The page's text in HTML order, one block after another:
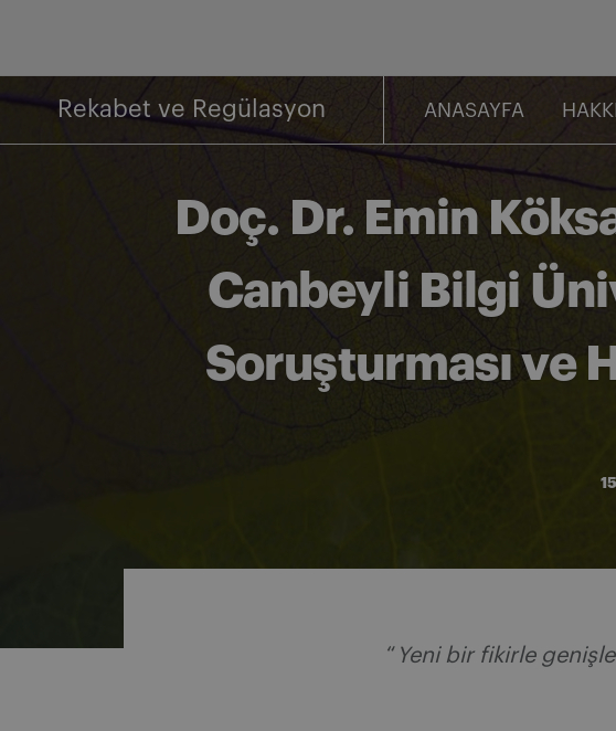
Rekabet ve Regülasyon ANASAYFA
Doç. Dr. Emin
Canbeyli Bilgi
Soruşturması ve
“ Yeni bir fikirle